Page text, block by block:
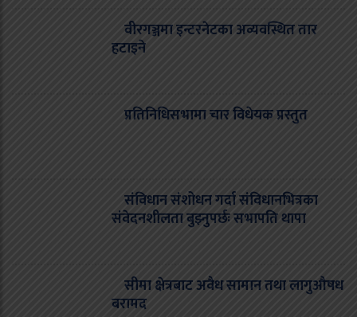
वीरगञ्जमा इन्टरनेटका अव्यवस्थित तार
हटाइने
प्रतिनिधिसभामा चार विधेयक प्रस्तुत
संविधान संशोधन गर्दा संविधानभित्रका
संवेदनशीलता बुझ्नुपर्छः सभापति थापा
सीमा क्षेत्रबाट अवैध सामान तथा लागुऔषध
बरामद